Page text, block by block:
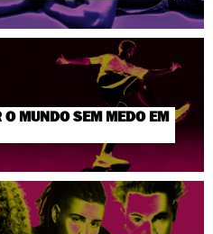
MUNDO SEM MEDO EM